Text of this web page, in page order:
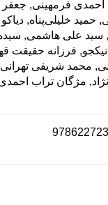
فرمهینی, جعفر
حمید خلیلی‌پناه,
سید علی هاشمی,
فرزانه حقیقت‌
محمد شریفی
مژگان تراب